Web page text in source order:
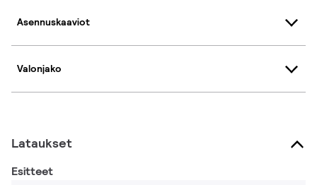
Asennuskaaviot
Valonjako
Lataukset
Esitteet